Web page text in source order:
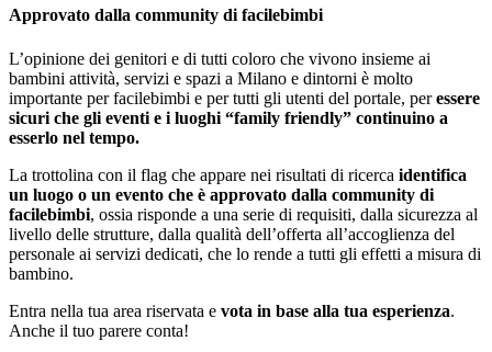
Approvato dalla community di facilebimbi
L’opinione dei genitori e di tutti coloro che vivono insieme ai
bambini attività, servizi e spazi a Milano e dintorni è molto
importante per facilebimbi e per tutti gli utenti del portale, peressere
sicuri che gli eventi e i luoghi “family friendly” continuino a
esserlo nel tempo.
La trottolina con il flag che appare nei risultati di ricerca identifica
un luogo o un evento che è approvato dalla community di
facilebimbi, ossia risponde a una serie di requisiti, dalla sicurezza al
livello delle strutture, dalla qualità dell’offerta all’accoglienza del
personale ai servizi dedicati, che lo rende a tutti gli effetti a misura di
bambino.
Entra nella tua area riservata e vota in base alla tua esperienza.
Anche il tuo parere conta!